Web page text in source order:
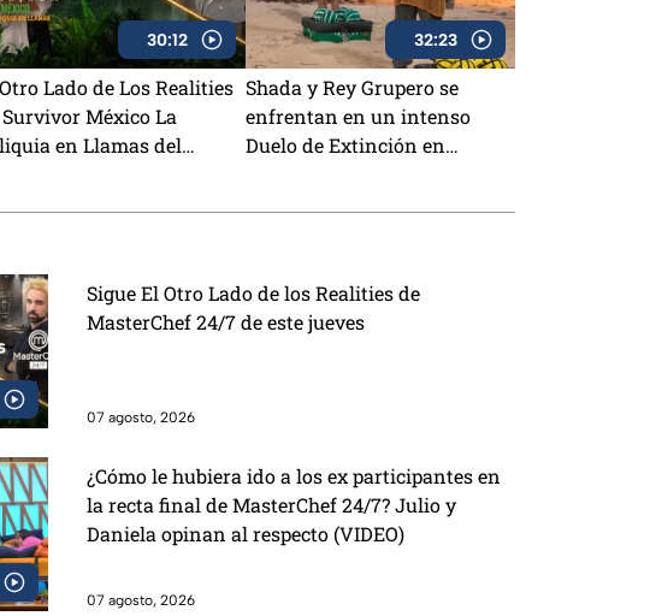
30:12
Lado de Los Realities
México La
en Llamas del
32:23
Shada y Rey Grupero se
enfrentan en un intenso
Duelo de Extinción en
Sigue El Otro Lado de los Realities de
MasterChef 24/7 de este jueves
07 agosto, 2026
¿Cómo le hubiera ido a los ex participantes en
la recta final de MasterChef 24/7? Julio y
Daniela opinan al respecto (VIDEO)
07 agosto, 2026